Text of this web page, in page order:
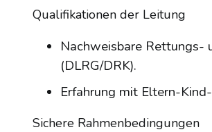
Qualifikationen der Leitung
Nachweisbare Rettungs-
(DLRG/DRK).
Erfahrung mit Eltern-
Sichere Rahmenbedingungen